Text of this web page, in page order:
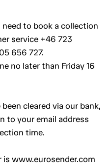
to book a collection
service +46 723
656 727.
no later than Friday 16
cleared via our bank,
to your email address
time.
www.eurosender.com